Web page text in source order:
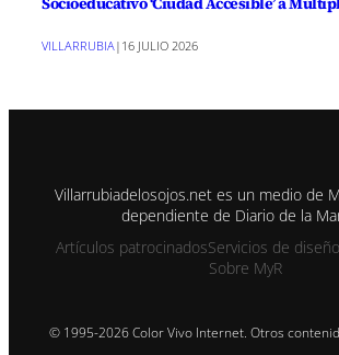
VILLARRUBIA | 16 JULIO 2026
Villarrubiadelosojos.net es un medio de
dependiente de Diario de la
Artículos patrocinadosServicios de
Sobre MyR
© 1995-2026 Color Vivo Internet. Otros